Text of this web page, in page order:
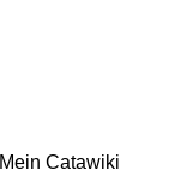
Mein Catawiki